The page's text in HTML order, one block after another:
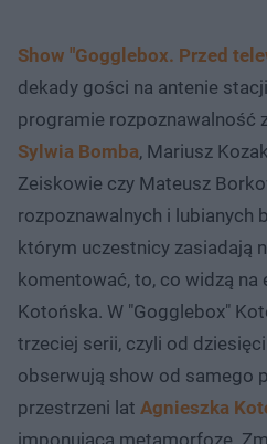
Show "Gogglebox. Przed
dekady gości na antenie
programie rozpoznawalność
Sylwia Bomba, Mariusz
Zeiskowie czy Mateusz
rozpoznawalnych i lubianych
którym uczestnicy zasiadają
komentować, to, co widzą na
Kotońska. W "Gogglebox"
trzeciej serii, czyli od
obserwują show od samego
przestrzeni lat Agnieszka
imponującą metamorfozę.